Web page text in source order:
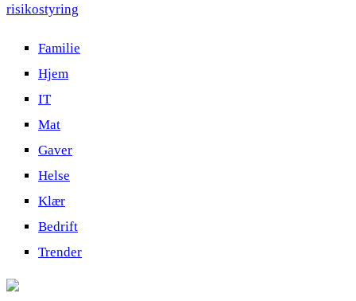
risikostyring
Familie
Hjem
IT
Mat
Gaver
Helse
Klær
Bedrift
Trender